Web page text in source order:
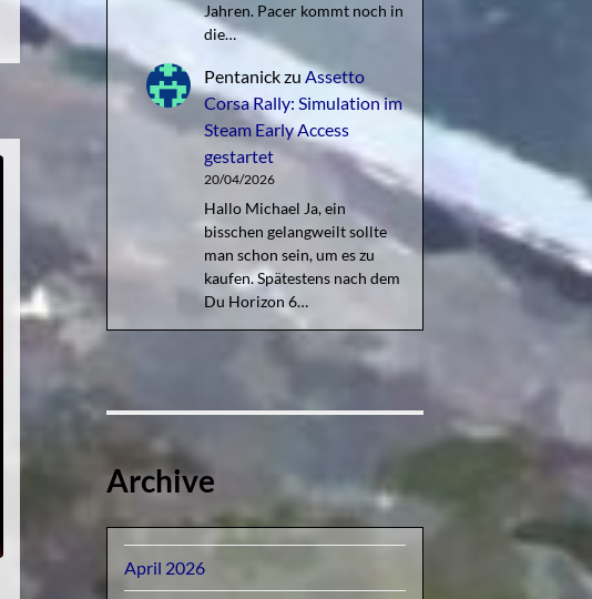
Jahren. Pacer kommt noch in
die…
Pentanickzu Assetto
Corsa Rally: Simulation im
Steam Early Access
gestartet
20/04/2026
Hallo Michael Ja, ein
bisschen gelangweilt sollte
man schon sein, um es zu
kaufen. Spätestens nach dem
Du Horizon 6…
Archive
April 2026